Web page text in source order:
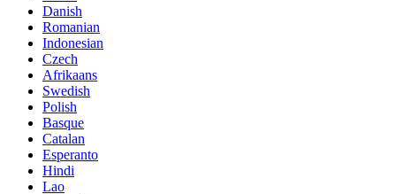
Danish
Romanian
Indonesian
Czech
Afrikaans
Swedish
Polish
Basque
Catalan
Esperanto
Hindi
Lao